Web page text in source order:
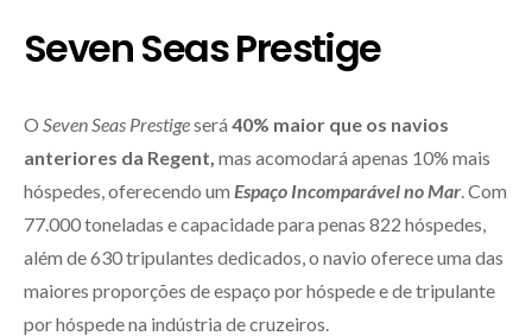
Seven Seas Prestige
O Seven Seas Prestigeserá 40% maior que os navios
anteriores da Regent, mas acomodará apenas 10% mais
hóspedes, oferecendo um Espaço Incomparável no Mar. Com
77.000 toneladas e capacidade para penas 822 hóspedes,
além de 630 tripulantes dedicados, o navio oferece uma das
maiores proporções de espaço por hóspede e de tripulante
por hóspede na indústria de cruzeiros.